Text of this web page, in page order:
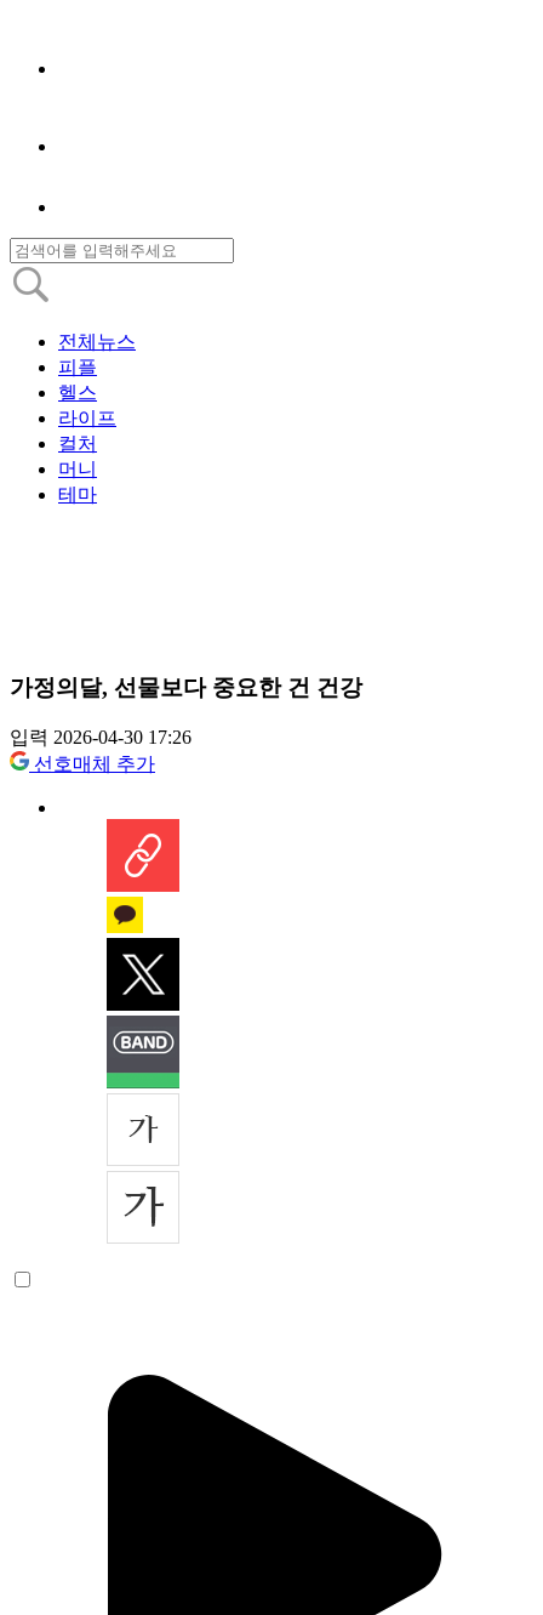
전체뉴스
피플
헬스
라이프
컬처
머니
테마
가정의달, 선물보다 중요한 건 건강
입력 2026-04-30 17:26
선호매체 추가